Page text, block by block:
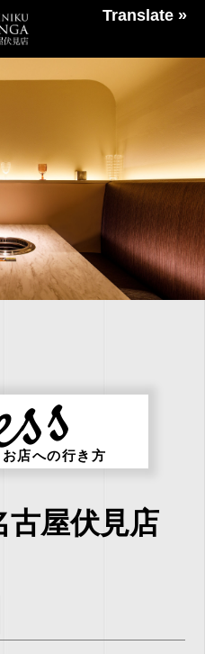
お店への行き方
古屋伏見店
Translate »